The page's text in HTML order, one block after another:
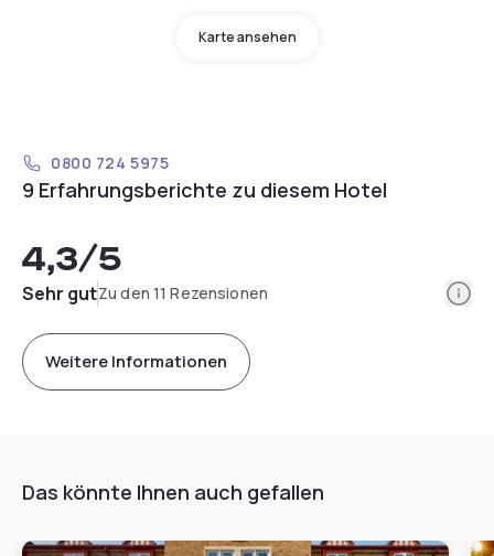
Karte ansehen
0800 724 5975
9 Erfahrungsberichte zu diesem Hotel
4,3/5
Sehr gutZu den 11 Rezensionen
Weitere Informationen
Das könnte Ihnen auch gefallen